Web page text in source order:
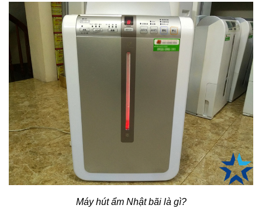
Máy hút ẩm Nhật bãi là gì?